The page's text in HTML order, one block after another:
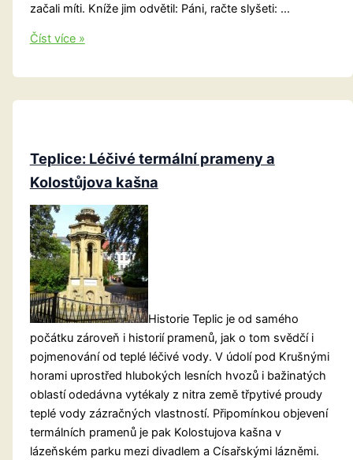
začali míti. Kníže jim odvětil: Páni, račte slyšeti: …
Lounsko:
a
Číst více »
Teplice: Léčivé termální prameny a
Kolostůjova kašna
Historie Teplic je od samého
počátku zároveň i historií pramenů, jak o tom svědčí i
pojmenování od teplé léčivé vody. V údolí pod Krušnými
horami uprostřed hlubokých lesních hvozů i bažinatých
oblastí odedávna vytékaly z nitra země třpytivé proudy
teplé vody zázračných vlastností. Připomínkou objevení
termálních pramenů je pak Kolostujova kašna v
lázeňském parku mezi divadlem a Císařskými lázněmi.